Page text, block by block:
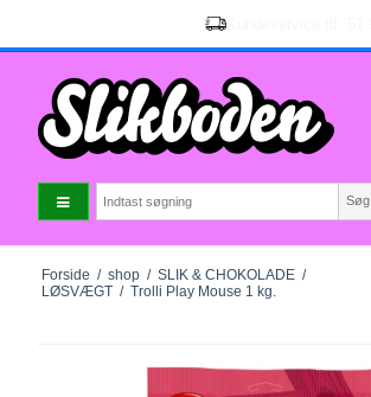
Søg
Forside / shop / SLIK & CHOKOLADE /
LØSVÆGT / Trolli Play Mouse 1 kg.